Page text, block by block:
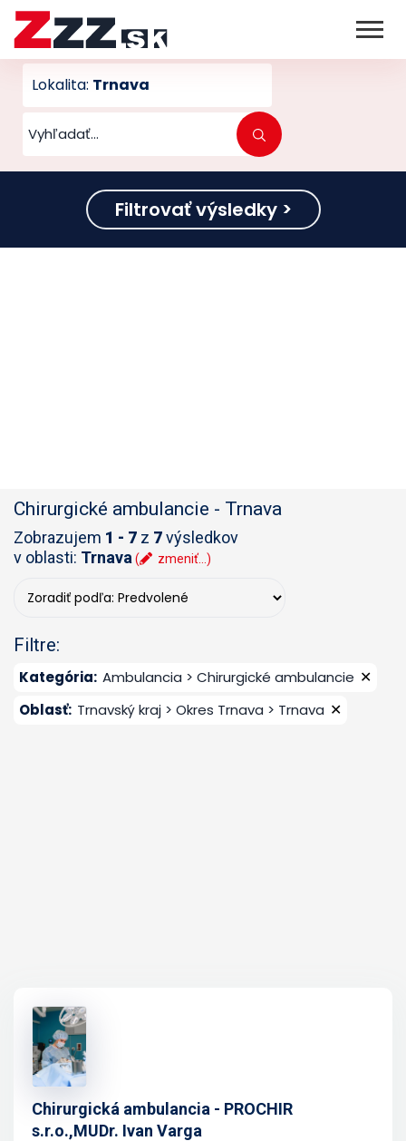
Lokalita: Trnava
Filtrovať výsledky >
Chirurgické ambulancie - Trnava
Zobrazujem 1 - 7 z 7výsledkov
v oblasti: Trnava ( zmeniť...)
Filtre:
Kategória: Ambulancia > Chirurgické ambulancie ✕
Oblasť: Trnavský kraj > Okres Trnava > Trnava ✕
Chirurgická ambulancia - PROCHIR
s.r.o.,MUDr. Ivan Varga